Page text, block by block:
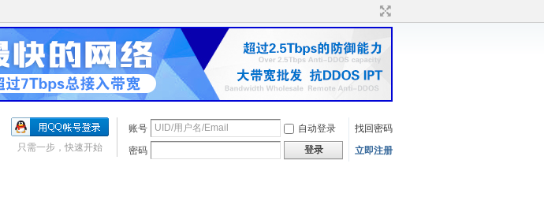
账号 自动登录
找回密码
密码
登录 立即注册
只需一步，快速开始